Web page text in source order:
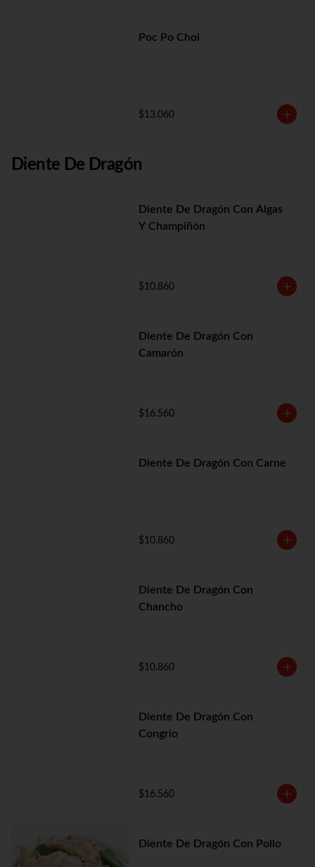
Poc Po Choi
$13.060
Diente De Dragón
Diente De Dragón Con Algas
Y Champiñón
$10.860
Diente De Dragón Con
Camarón
$16.560
Diente De Dragón Con Carne
$10.860
Diente De Dragón Con
Chancho
$10.860
Diente De Dragón Con
Congrio
$16.560
Diente De Dragón Con Pollo